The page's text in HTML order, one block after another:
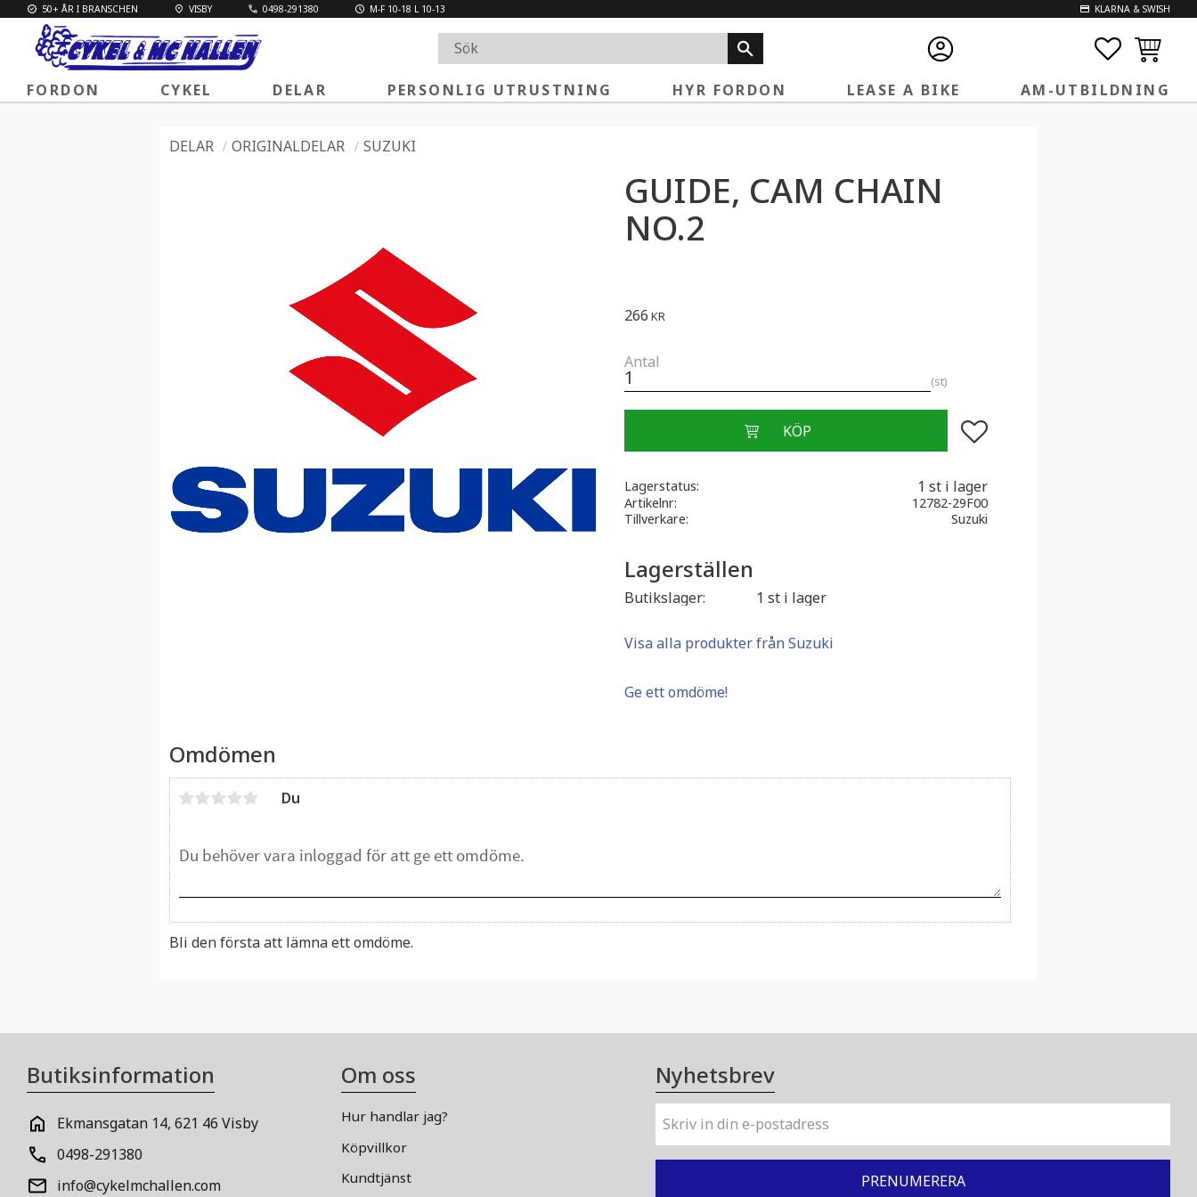
50+ ÅR I BRANSCHEN VISBY 0498-291380 M-F 10-18 L 10-13 KLARNA & SWISH
FORDON CYKEL DELAR PERSONLIG UTRUSTNING HYR FORDON LEASE A BIKE AM-UTBILDNING
DELAR ORIGINALDELAR SUZUKI
GUIDE, CAM CHAIN
NO.2
266 KR
Antal
st
Lägg till i favoriter
Lagerstatus 1 st i lager
Artikelnr
12782-29F00
Tillverkare
Suzuki
Lagerställen
Butikslager 1 st i lager
Visa alla produkter från Suzuki
Ge ett omdöme!
Omdömen
Du
Bli den första att lämna ett omdöme.
Butiksinformation
Ekmansgatan 14, 621 46 Visby
0498-291380
info@cykelmchallen.com
Om oss
Hur handlar jag?
Köpvillkor
Kundtjänst
Nyhetsbrev
PRENUMERERA